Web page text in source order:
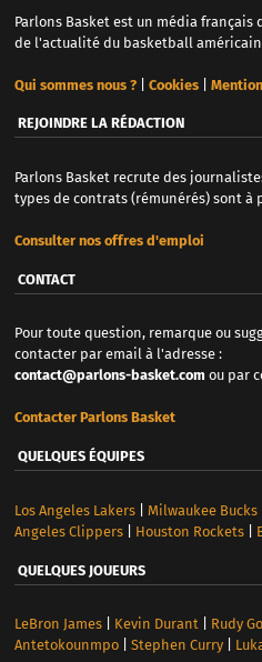
Parlons Basket est un média français
de l'actualité du basketball américain
Qui sommes nous ?| Cookies|
REJOINDRE LA RÉDACTION
Parlons Basket recrute des
types de contrats (rémunérés) sont à
Consulter nos offres d'emploi
CONTACT
Pour toute question, remarque ou
contacter par email à l'adresse :
contact@parlons-basket.com ou par
Contacter Parlons Basket
QUELQUES ÉQUIPES
Los Angeles Lakers| Milwaukee Bucks|
Angeles Clippers| Houston Rockets|
QUELQUES JOUEURS
LeBron James| Kevin Durant| Rudy
Antetokounmpo| Stephen Curry|